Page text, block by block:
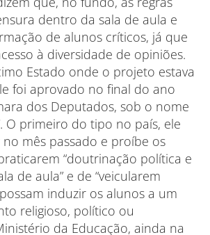
dentro da sala de aula e
de alunos críticos, já que
à diversidade de opiniões.
Estado onde o projeto estava
foi aprovado no final do ano
dos Deputados, sob o nome
O primeiro do tipo no país, ele
mês passado e proíbe os
“doutrinação política e
de aula” e de “veicularem
induzir os alunos a um
religioso, político ou
da Educação, ainda na